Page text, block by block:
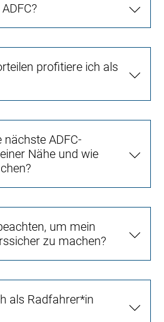
profitiere ich als
ADFC-
Nähe und wie
um mein
zu machen?
als Radfahrer*in